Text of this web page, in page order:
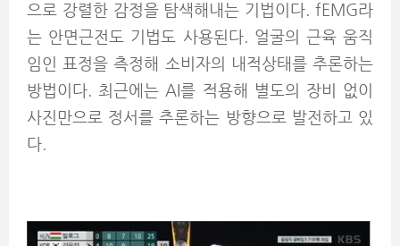
으로 강렬한 감정을 탐색해내는 기법이다. fEMG라
는 안면근전도 기법도 사용된다. 얼굴의 근육 움직
임인 표정을 측정해 소비자의 내적상태를 추론하는
방법이다. 최근에는 AI를 적용해 별도의 장비 없이
사진만으로 정서를 추론하는 방향으로 발전하고 있
다.